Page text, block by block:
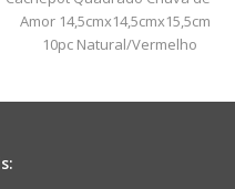
post:
Amor 14,5cmx14,5cmx15,5cm
10pc Natural/Vermelho